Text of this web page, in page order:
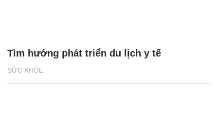
SỨC KHỎE
Tìm hướng phát triển du lịch y tế